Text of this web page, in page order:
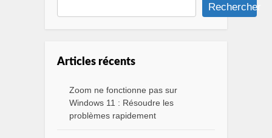
Rechercher
Articles récents
Zoom ne fonctionne pas sur
Windows 11 : Résoudre les
problèmes rapidement